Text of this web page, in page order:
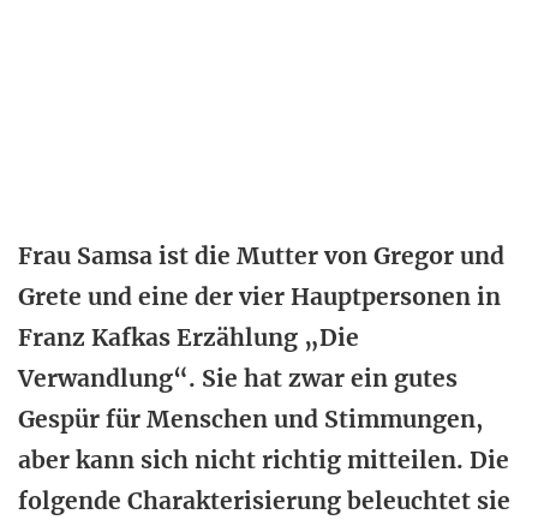
Frau Samsa ist die Mutter von Gregor und
Grete und eine der vier Hauptpersonen in
Franz Kafkas Erzählung „Die
Verwandlung“. Sie hat zwar ein gutes
Gespür für Menschen und Stimmungen,
aber kann sich nicht richtig mitteilen. Die
folgende Charakterisierung beleuchtet sie